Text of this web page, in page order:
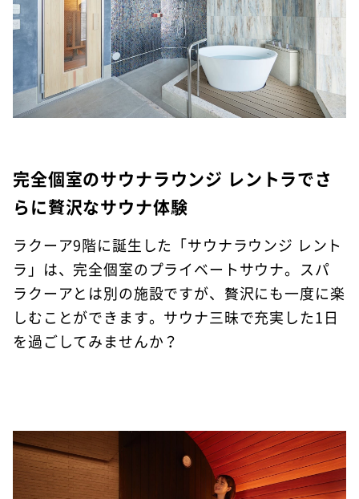
完全個室のサウナラウンジ レントラでさ
らに贅沢なサウナ体験
ラクーア9階に誕生した「サウナラウンジ レント
ラ」は、完全個室のプライベートサウナ。スパ
ラクーアとは別の施設ですが、贅沢にも一度に楽
しむことができます。サウナ三昧で充実した1日
を過ごしてみませんか？